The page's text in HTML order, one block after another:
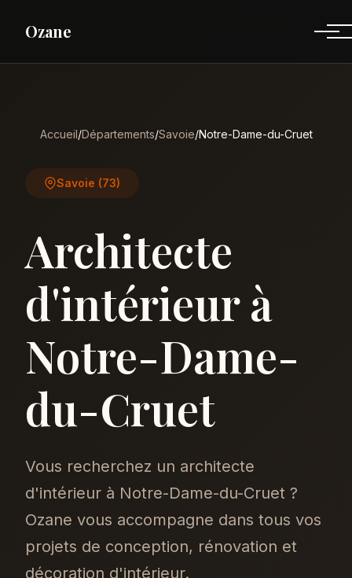
Ozane
Accueil/Départements/Savoie/Notre-Dame-du-Cruet
Savoie (73)
Architecte
d'intérieur à
Notre-Dame-
du-Cruet
Vous recherchez un architecte
d'intérieur à Notre-Dame-du-Cruet ?
Ozane vous accompagne dans tous vos
projets de conception, rénovation et
décoration d'intérieur.